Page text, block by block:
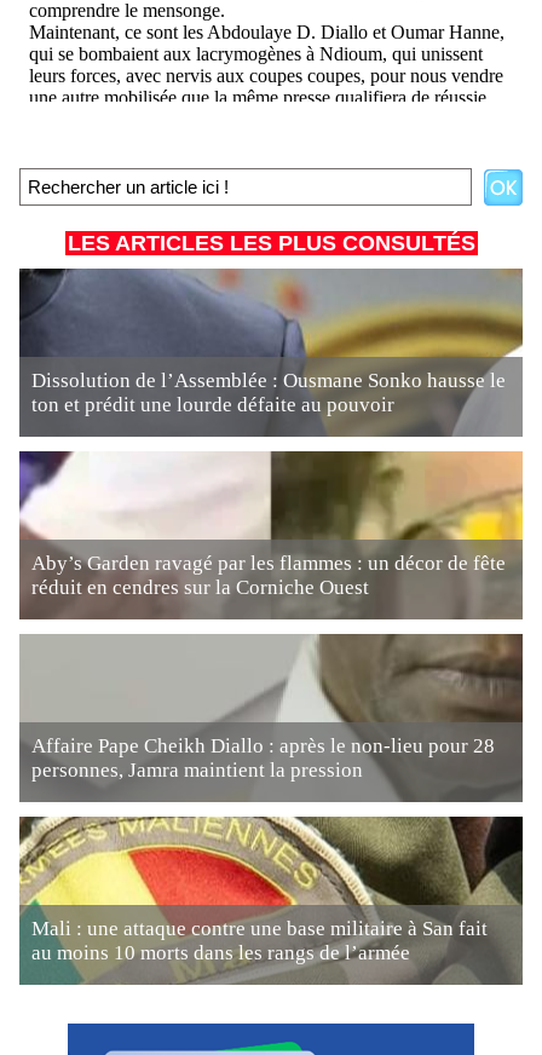
LES ARTICLES LES PLUS CONSULTÉS
Dissolution de l’Assemblée : Ousmane Sonko hausse le
ton et prédit une lourde défaite au pouvoir
Aby’s Garden ravagé par les flammes : un décor de fête
réduit en cendres sur la Corniche Ouest
Affaire Pape Cheikh Diallo : après le non-lieu pour 28
personnes, Jamra maintient la pression
Mali : une attaque contre une base militaire à San fait
au moins 10 morts dans les rangs de l’armée